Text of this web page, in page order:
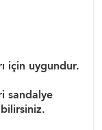
için uygundur.
sandalye